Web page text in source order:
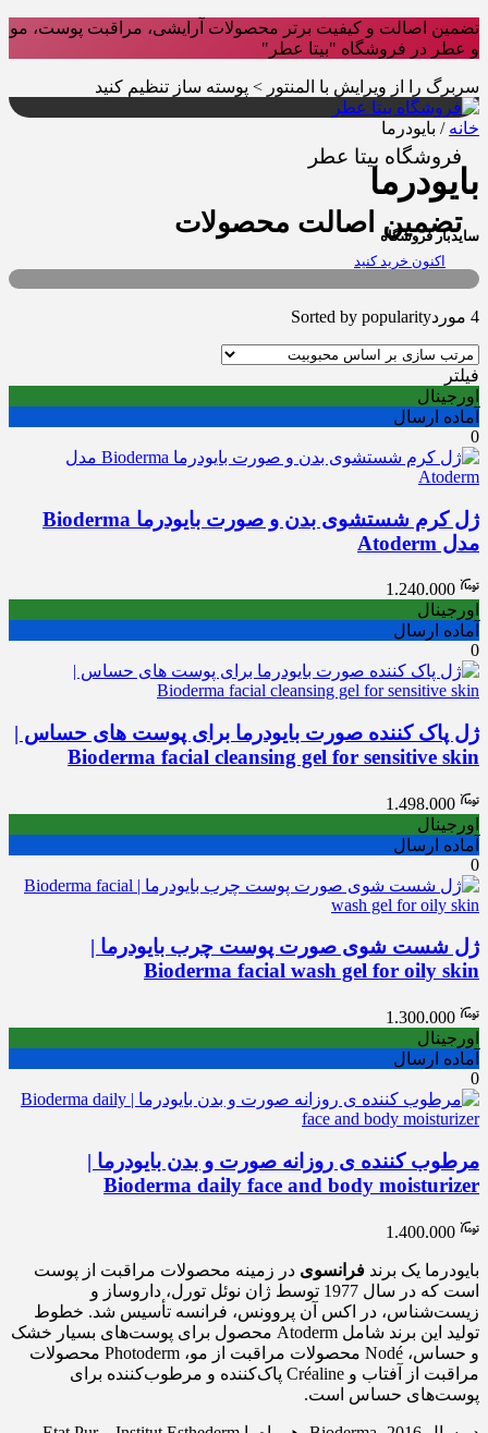
تضمین اصالت و کیفیت برتر محصولات آرایشی، مراقبت پوست، مو
و عطر در فروشگاه "بیتا عطر"
سربرگ را از ویرایش با المنتور > پوسته ساز تنظیم کنید
خانه / بایودرما
بایودرما
سایدبار فروشگاه
فروشگاه بیتا عطر
تضمین اصالت محصولات
اکنون خرید کنید
4 مورد Sorted by popularity
فیلتر
اورجینال
آماده ارسال
0
ژل کرم شستشوی بدن و صورت بایودرما Bioderma
مدل Atoderm
1.240.000
اورجینال
آماده ارسال
0
ژل پاک کننده صورت بایودرما برای پوست های حساس |
Bioderma facial cleansing gel for sensitive skin
1.498.000
اورجینال
آماده ارسال
0
ژل شست شوی صورت پوست چرب بایودرما |
Bioderma facial wash gel for oily skin
1.300.000
اورجینال
آماده ارسال
0
مرطوب کننده ی روزانه صورت و بدن بایودرما |
Bioderma daily face and body moisturizer
1.400.000
بایودرما یک برند فرانسوی در زمینه محصولات مراقبت از پوست
است که در سال 1977 توسط ژان نوئل تورل، داروساز و
زیست‌شناس، در اکس آن پروونس، فرانسه تأسیس شد. خطوط
تولید این برند شامل Atoderm محصول برای پوست‌های بسیار خشک
و حساس، Nodé محصولات مراقبت از مو، Photoderm محصولات
مراقبت از آفتاب و Créaline پاک‌کننده و مرطوب‌کننده برای
پوست‌های حساس است.